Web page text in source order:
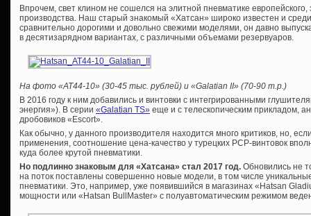
Впрочем, свет клином не сошелся на элитной пневматике европейского,
производства. Наш старый знакомый «Хатсан» широко известен и
сравнительно дорогими и довольно свежими моделями, он давно
в десятизарядном вариантах, с различными объемами резервуаров.
На фото «AT44-10» (30-45 тыс. рублей) и «Galatian II» (70-90 т.р.)
В 2016 году к ним добавились и винтовки с интегрированными
энергия»). В серии «Galatian TS» еще и с телескопическим прикладом,
дробовиков «Escort».
Как обычно, у данного производителя находится много критиков, но,
применения, соотношение цена-качество у турецких PCP-винтовок
куда более крутой пневматики.
Но подлинно знаковым для «Хатсана» стал 2017 год. Обновились не
на поток поставлены совершенно новые модели, в том числе
пневматики. Это, например, уже появившийся в магазинах «Hatsan
мощности или «Hatsan BullMaster» с полуавтоматическим режимом